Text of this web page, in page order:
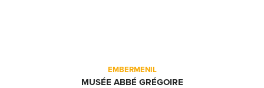
EMBERMENIL
MUSÉE ABBÉ GRÉGOIRE